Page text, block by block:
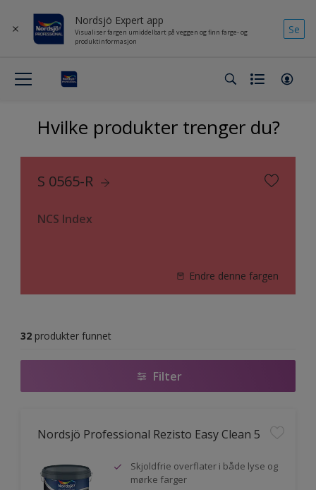
Nordsjö Expert app
Visualiser fargen umiddelbart på veggen og finn farge- og
produktinformasjon
Se
Hvilke produkter trenger du?
S 0565-R
NCS Index
Endre denne fargen
32 produkter funnet
Filter
Nordsjö Professional Rezisto Easy Clean 5
Skjoldfrie overflater i både lyse og
mørke farger